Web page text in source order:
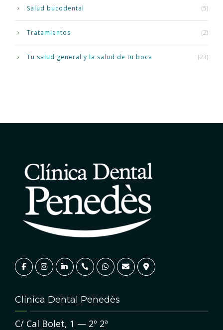
Salud bucodental (5)
Tratamientos (2)
Tu salud general y la salud de tu boca (23)
Clínica Dental Penedès
C/ Cal Bolet, 1 — 2º 2ª